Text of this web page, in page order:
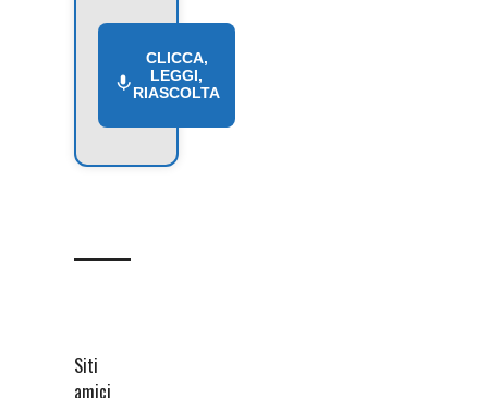
CLICCA,
LEGGI,
RIASCOLTA
Siti
amici